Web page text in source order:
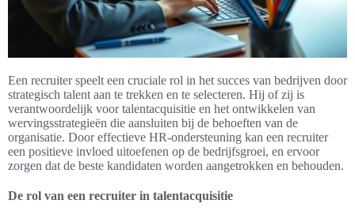
Een recruiter speelt een cruciale rol in het succes van bedrijven door
strategisch talent aan te trekken en te selecteren. Hij of zij is
verantwoordelijk voor talentacquisitie en het ontwikkelen van
wervingsstrategieën die aansluiten bij de behoeften van de
organisatie. Door effectieve HR-ondersteuning kan een recruiter
een positieve invloed uitoefenen op de bedrijfsgroei, en ervoor
zorgen dat de beste kandidaten worden aangetrokken en behouden.
De rol van een recruiter in talentacquisitie